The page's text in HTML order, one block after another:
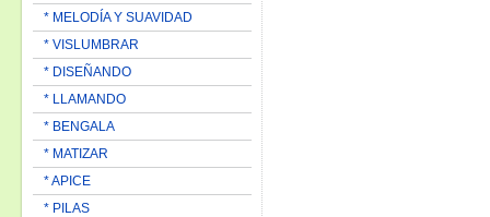
* MELODÍA Y SUAVIDAD
* VISLUMBRAR
* DISEÑANDO
* LLAMANDO
* BENGALA
* MATIZAR
* APICE
* PILAS